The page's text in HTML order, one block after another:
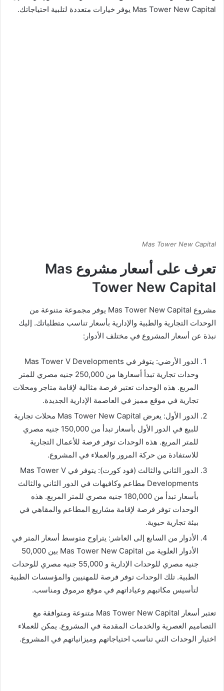
Mas Tower New Capital يوفر خيارات متعددة لتلبية احتياجاتك.
Mas Tower New Capital
تعرف على أسعار مشروع Mas
Tower New Capital
مشروع Mas Tower New Capital يوفر مجموعة متنوعة من
الوحدات التجارية والطبية والإدارية بأسعار تناسب متطلباتك. إليك
نبذة عن أسعار المشروع في مختلف الأدوار:
الدور الأرضي: يتوفر في Mas Tower V Developments
وحدات تجارية تبدأ أسعارها من 250,000 جنيه مصري للمتر
المربع. هذه الوحدات تعتبر فرصة مثالية لإقامة متاجر ومحلات
تجارية في موقع مميز في العاصمة الإدارية الجديدة.
الدور الأول: يعرض Mas Tower New Capital محلات تجارية
للبيع في الدور الأول بأسعار تبدأ من 150,000 جنيه مصري
للمتر المربع. هذه الوحدات توفر فرصة للأعمال التجارية
للاستفادة من حركة المرور والعملاء في المشروع.
الدور الثاني والثالث (فود كورت): يتوفر في Mas Tower V
Developments مطاعم وكافيهات في الدور الثاني والثالث
بأسعار تبدأ من 180,000 جنيه مصري للمتر المربع. هذه
الوحدات توفر فرصة لإقامة مشاريع المطاعم والمقاهي في
بيئة تجارية حيوية.
الأدوار من السابع إلى العاشر: يتراوح متوسط أسعار المتر في
الأدوار العلوية من Mas Tower New Capital بين 50,000
جنيه مصري للوحدات الإدارية و 55,000 جنيه مصري للوحدات
الطبية. تلك الوحدات توفر فرصة للمهنيين والمؤسسات الطبية
لتأسيس مكاتبهم وعياداتهم في موقع مرموق ومناسب.
تعتبر أسعار Mas Tower New Capital متنوعة ومتوافقة مع
التصاميم العصرية والخدمات المقدمة في المشروع. يمكن للعملاء
اختيار الوحدات التي تناسب احتياجاتهم وميزانياتهم في المشروع.